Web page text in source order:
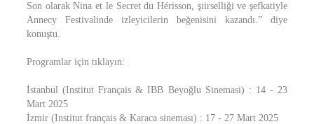
Son olarak Nina et le Secret du Hérisson, şiirselliği ve şefkatiyle
Annecy Festivalinde izleyicilerin beğenisini kazandı.” diye
konuştu.
Programlar için tıklayın:
İstanbul (Institut Français & IBB Beyoğlu Sinemasi) : 14 - 23
Mart 2025
İzmir (Institut français & Karaca sineması) : 17 - 27 Mart 2025